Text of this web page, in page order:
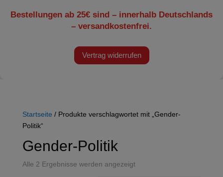
Bestellungen ab 25€ sind – innerhalb Deutschlands
– versandkostenfrei.
Vertrag widerrufen
Startseite / Produkte verschlagwortet mit „Gender-
Politik“
Gender-Politik
Alle 2 Ergebnisse werden angezeigt